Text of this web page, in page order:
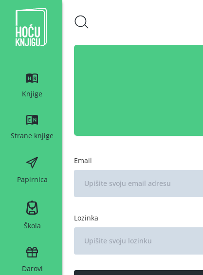
Hoću knjigu bijeli logo
Knjige
Strane knjige
Papirnica
Škola
Darovi
Email
Lozinka